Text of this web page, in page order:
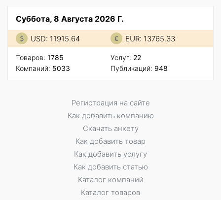
Суббота, 8 Августа 2026 Г.
USD: 11915.64 EUR: 13765.33
Товаров: 1785
Компаний: 5033
Услуг: 22
Публикаций: 948
Регистрация на сайте
Как добавить компанию
Скачать анкету
Как добавить товар
Как добавить услугу
Как добавить статью
Каталог компаний
Каталог товаров